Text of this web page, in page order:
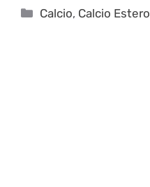
Categorie
Calcio, Calcio Estero